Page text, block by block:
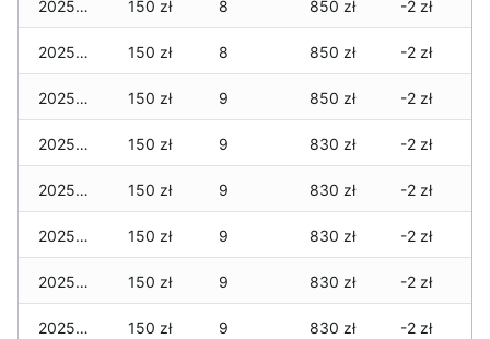
2025-05-14 150 zł 8 850 zł -2 zł
2025-05-13 150 zł 8 850 zł -2 zł
2025-05-12 150 zł 9 850 zł -2 zł
2025-05-11 150 zł 9 830 zł -2 zł
2025-05-10 150 zł 9 830 zł -2 zł
2025-05-09 150 zł 9 830 zł -2 zł
2025-05-08 150 zł 9 830 zł -2 zł
2025-05-07 150 zł 9 830 zł -2 zł